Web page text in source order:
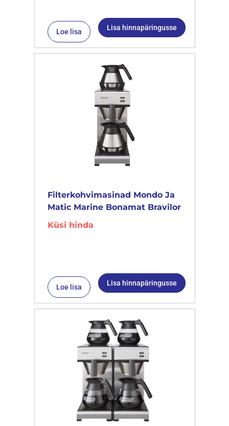
Loe lisa Lisa hinnapäringusse
Filterkohvimasinad Mondo Ja
Matic Marine Bonamat Bravilor
Küsi hinda
Loe lisa Lisa hinnapäringusse